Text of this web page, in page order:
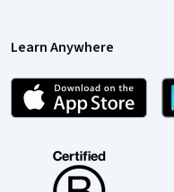
Learn Anywhere